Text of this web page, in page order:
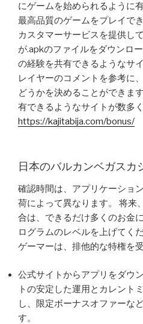
にゲームを始められるように
最高品質のゲームをプレイで
カスタマーサービスを提供し
が.apkのファイルをダウンロ
の経験を共有できるようなサ
レイヤーのコメントを参考に
どうかを決めることができま
有できるようなサイトが数多く
https://kajitabija.com/bonus/
日本のバルカンベガスカ
確認時間は、アプリケーショ
荷によって異なります。 将来
合は、できるだけ多くのお金
ログラムのレベルを上げてく
ゲーマーは、排他的な特権を
公式サイトからアプリをダウ
トの安定した運用とカレント
し、限定ボーナスオファーな
す。